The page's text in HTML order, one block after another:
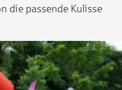
die passende Kulisse